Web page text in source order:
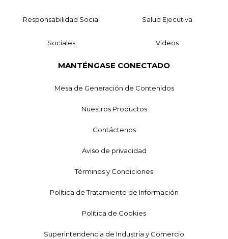
Responsabilidad Social Salud Ejecutiva
Sociales Videos
MANTÉNGASE CONECTADO
Mesa de Generación de Contenidos
Nuestros Productos
Contáctenos
Aviso de privacidad
Términos y Condiciones
Política de Tratamiento de Información
Política de Cookies
Superintendencia de Industria y Comercio